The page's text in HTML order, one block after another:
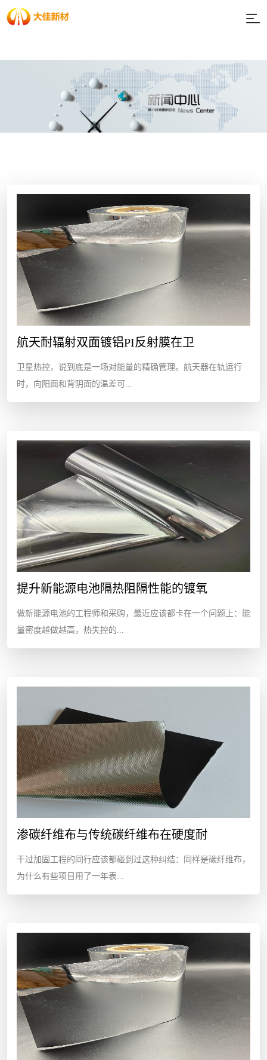
航天耐辐射双面镀铝PI反射膜在卫
卫星热控，说到底是一场对能量的精确管理。航天器在轨运行
时，向阳面和背阴面的温差可...
提升新能源电池隔热阻隔性能的镀氧
做新能源电池的工程师和采购，最近应该都卡在一个问题上：能
量密度越做越高，热失控的...
渗碳纤维布与传统碳纤维布在硬度耐
干过加固工程的同行应该都碰到过这种纠结：同样是碳纤维布，
为什么有些项目用了一年表...